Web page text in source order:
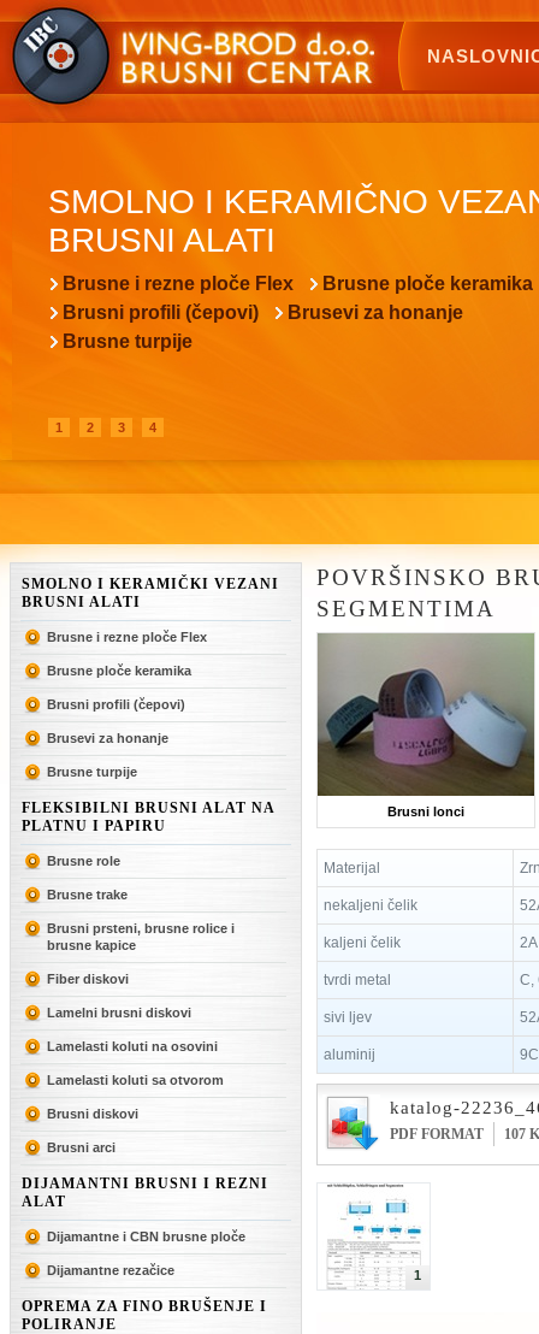
SMOLNO I KERAMIČNO
BRUSNI ALATI
Brusne i rezne ploče Flex
Brusne ploče keramika
Brusni profili (čepovi)
Brusevi za honanje
Brusne turpije
1 2 3 4
SMOLNO I KERAMIČKI VEZANI
BRUSNI ALATI
Brusne i rezne ploče Flex
Brusne ploče keramika
Brusni profili (čepovi)
Brusevi za honanje
Brusne turpije
FLEKSIBILNI BRUSNI ALAT NA
PLATNU I PAPIRU
Brusne role
Brusne trake
Brusni prsteni, brusne rolice i
brusne kapice
Fiber diskovi
Lamelni brusni diskovi
Lamelasti koluti na osovini
Lamelasti koluti sa otvorom
Brusni diskovi
Brusni arci
DIJAMANTNI BRUSNI I REZNI
ALAT
Dijamantne i CBN brusne ploče
Dijamantne rezačice
OPREMA ZA FINO BRUŠENJE I
POLIRANJE
POVRŠINSKO
SEGMENTIMA
Brusni lonci
Materijal
nekaljeni čelik
kaljeni čelik
tvrdi metal C,
sivi ljev
aluminij
katalog-
PDF FORMAT 107
1